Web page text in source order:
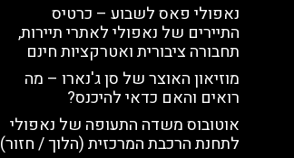
נאפולי פאס לשבוע – כרטיס
התיירים של נאפולי לאתרי תיירות,
תחבורה ציבורית ואטרקציות חינם
מוזיאון האוצר של סן ג'נארו – מה
רואים והאם כדאי להיכנס?
אוטובוס משדה התעופה של נאפולי
לתחנת הרכבת המרכזית (הלוך / חזור)